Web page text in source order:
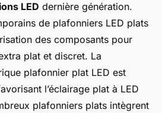
LED dernière génération.
de plafonniers LED plats
des composants pour
plat et discret. La
plafonnier plat LED est
l’éclairage plat à LED
plafonniers plats intègrent